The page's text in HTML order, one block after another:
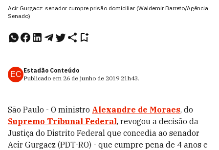
Acir Gurgacz: senador cumpre prisão domiciliar (Waldemir Barreto/Agência
Senado)
EC Estadão Conteúdo
Publicado em 26 de junho de 2019 21h43.
São Paulo - O ministro Alexandre de Moraes, do
Supremo Tribunal Federal, revogou a decisão da
Justiça do Distrito Federal que concedia ao senador
Acir Gurgacz (PDT-RO) - que cumpre pena de 4 anos e